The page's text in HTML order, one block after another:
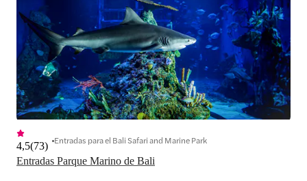
Entradas Parque Marino de Bali
4,5(73) Entradas para el Bali Safari and Marine Park